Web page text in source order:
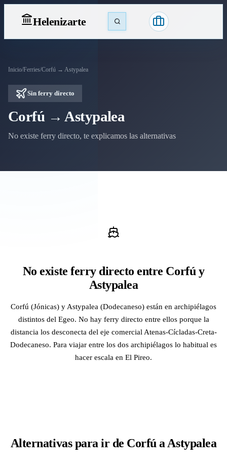
Helenizarte
Inicio/Ferries/Corfú → Astypalea
Sin ferry directo
Corfú → Astypalea
No existe ferry directo, te explicamos las alternativas
No existe ferry directo entre Corfú y
Astypalea
Corfú (Jónicas) y Astypalea (Dodecaneso) están en archipiélagos
distintos del Egeo. No hay ferry directo entre ellos porque la
distancia los desconecta del eje comercial Atenas-Cícladas-Creta-
Dodecaneso. Para viajar entre los dos archipiélagos lo habitual es
hacer escala en El Pireo.
Alternativas para ir de Corfú a Astypalea